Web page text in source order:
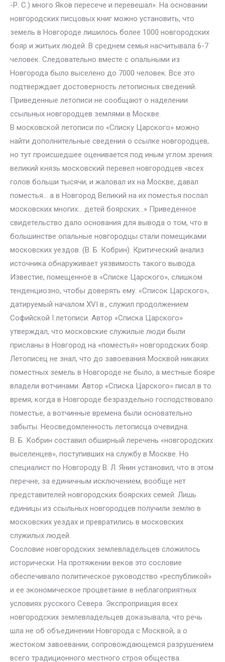
-Р. С.) много Яков пересече и перевешал». На основании
новгородских писцовых книг можно установить, что
земель в Новгороде лишилось более 1000 новгородских
бояр и житьих людей. В среднем семья насчитывала 6-7
человек. Следовательно вместе с опальными из
Новгорода было выселено до 7000 человек. Все это
подтверждает достоверность летописных сведений.
Приведенные летописи не сообщают о наделении
ссыльных новгородцев землями в Москве.
В московской летописи по «Списку Царского» можно
найти дополнительные сведения о ссылке новгородцев,
но тут происшедшее оценивается под иным углом зрения:
великий князь московский перевел новгородцев «всех
голов больши тысячи, и жаловал их на Москве, давал
поместья… а в Новгород Великий на их поместья послал
московских многих… детей боярских…» Приведенное
свидетельство дало основания для вывода о том, что в
большинстве опальные новгородцы стали помещиками
московских уездов. (В. Б. Кобрин). Критический анализ
источника обнаруживает уязвимость такого вывода.
Известие, помещенное в «Списке Царского», слишком
тенденциозно, чтобы доверять ему. «Список Царского»,
датируемый началом XVI в., служил продолжением
Софийской I летописи. Автор «Списка Царского»
утверждал, что московские служилые люди были
присланы в Новгород на «поместья» новгородских бояр.
Летописец не знал, что до завоевания Москвой никаких
поместных земель в Новгороде не было, а местные бояре
владели вотчинами. Автор «Списка Царского» писал в то
время, когда в Новгороде безраздельно господствовало
поместье, а вотчинные времена были основательно
забыты. Неосведомленность летописца очевидна.
В. Б. Кобрин составил обширный перечень «новгородских
выселенцев», поступивших на службу в Москве. Но
специалист по Новгороду В. Л. Янин установил, что в этом
перечне, за единичным исключением, вообще нет
представителей новгородских боярских семей. Лишь
единицы из ссыльных новгородцев получили землю в
московских уездах и превратились в московских
служилых людей.
Сословие новгородских землевладельцев сложилось
исторически. На протяжении веков это сословие
обеспечивало политическое руководство «республикой»
и ее экономическое процветание в неблагоприятных
условиях русского Севера. Экспроприация всех
новгородских землевладельцев доказывала, что речь
шла не об объединении Новгорода с Москвой, а о
жестоком завоевании, сопровождающемся разрушением
всего традиционного местного строя общества.